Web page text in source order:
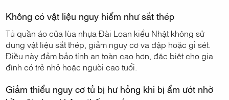
Không có vật liệu nguy hiểm như sắt thép
Tủ quần áo cửa lùa nhựa Đài Loan kiểu Nhật không sử
dụng vật liệu sắt thép, giảm nguy cơ va đập hoặc gỉ sét.
Điều này đảm bảo tính an toàn cao hơn, đặc biệt cho gia
đình có trẻ nhỏ hoặc người cao tuổi.
Giảm thiểu nguy cơ tủ bị hư hỏng khi bị ẩm ướt nhờ